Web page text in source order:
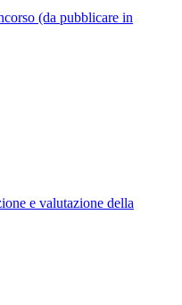
(da pubblicare in
e valutazione della